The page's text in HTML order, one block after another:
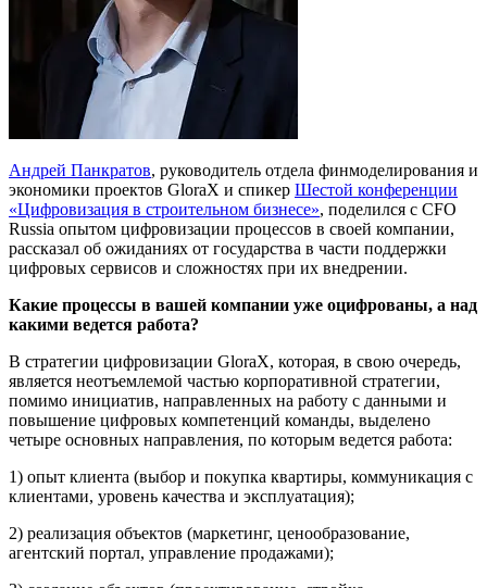
Андрей Панкратов, руководитель отдела финмоделирования и
экономики проектов GloraX и спикер Шестой конференции
«Цифровизация в строительном бизнесе», поделился с CFO
Russia опытом цифровизации процессов в своей компании,
рассказал об ожиданиях от государства в части поддержки
цифровых сервисов и сложностях при их внедрении.
Какие процессы в вашей компании уже оцифрованы, а над
какими ведется работа?
В стратегии цифровизации GloraX, которая, в свою очередь,
является неотъемлемой частью корпоративной стратегии,
помимо инициатив, направленных на работу с данными и
повышение цифровых компетенций команды, выделено
четыре основных направления, по которым ведется работа:
1) опыт клиента (выбор и покупка квартиры, коммуникация с
клиентами, уровень качества и эксплуатация);
2) реализация объектов (маркетинг, ценообразование,
агентский портал, управление продажами);